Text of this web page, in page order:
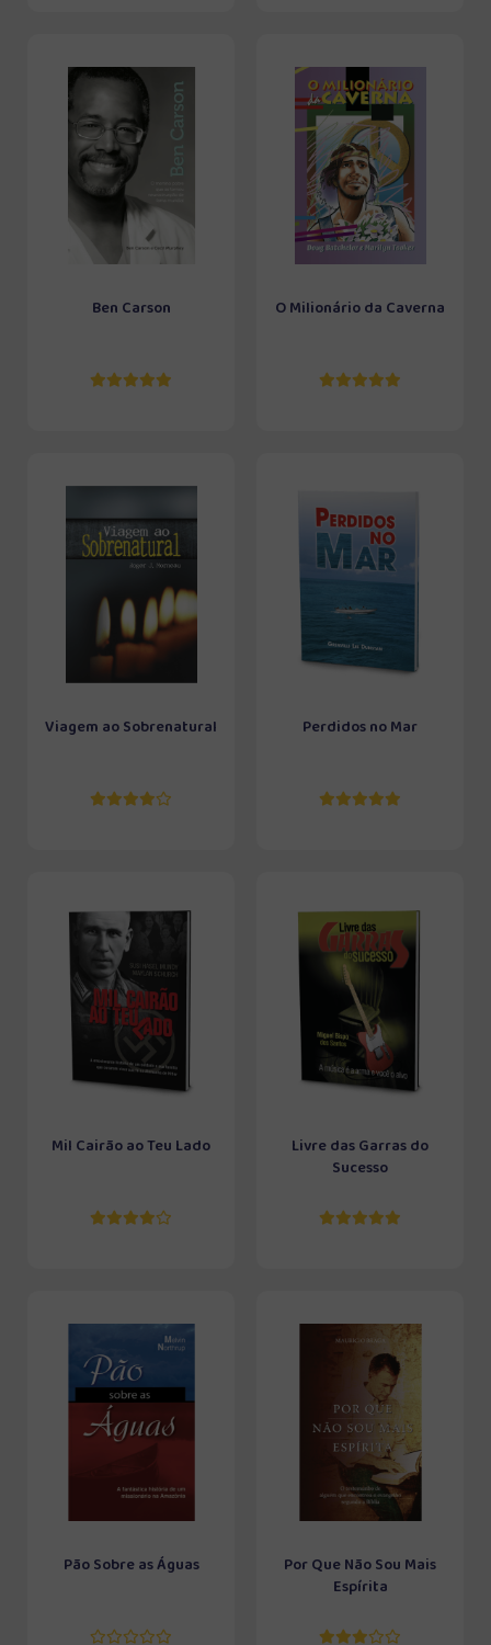
Ben Carson O Milionário da Caverna
Viagem ao Sobrenatural Perdidos no Mar
Mil Cairão ao Teu Lado
Livre das Garras do
Sucesso
Pão Sobre as Águas
Por Que Não Sou Mais
Espírita